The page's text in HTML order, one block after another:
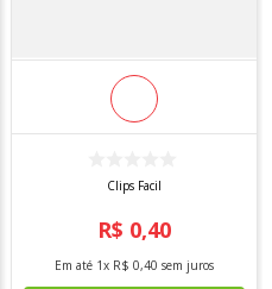
Clips Facil
R$ 0,40
Em até 1x R$ 0,40 sem juros